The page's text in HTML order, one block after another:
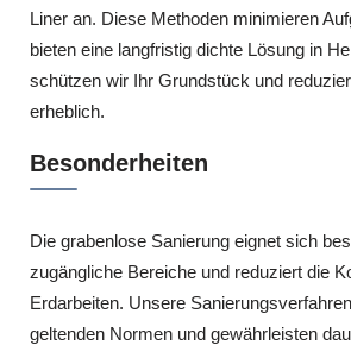
Liner an. Diese Methoden minimieren
bieten eine langfristig dichte Lösung in
schützen wir Ihr Grundstück und
erheblich.
Besonderheiten
Die grabenlose Sanierung eignet sich
zugängliche Bereiche und reduziert die
Erdarbeiten. Unsere
geltenden Normen und gewährleisten